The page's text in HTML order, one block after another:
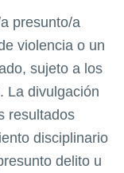
presunto/a
violencia o un
sujeto a los
La divulgación
resultados
disciplinario
delito u